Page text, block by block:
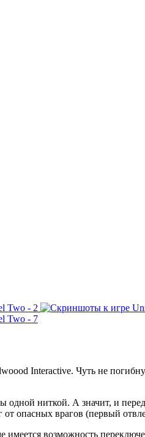
Interactive. Чуть не
ниткой. А значит, и
опасных врагов (первый
возможность